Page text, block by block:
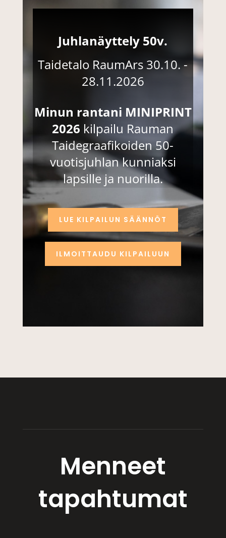
Juhlanäyttely 50v.
Taidetalo RaumArs 30.10. -
28.11.2026
Minun rantani MINIPRINT
2026 kilpailu Rauman
Taidegraafikoiden 50-
vuotisjuhlan kunniaksi
lapsille ja nuorilla.
LUE KILPAILUN SÄÄNNÖT
ILMOITTAUDU KILPAILUUN
Menneet
tapahtumat